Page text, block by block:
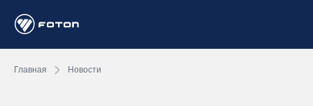
Главная Новости